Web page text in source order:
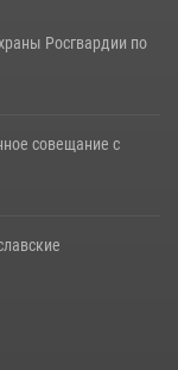
Росгвардии по
совещание с